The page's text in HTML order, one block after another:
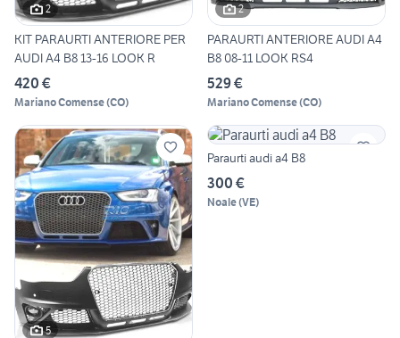
2
KIT PARAURTI ANTERIORE PER
AUDI A4 B8 13-16 LOOK R
420 €
Mariano Comense(CO)
2
PARAURTI ANTERIORE AUDI A4
B8 08-11 LOOK RS4
529 €
Mariano Comense(CO)
5
Paraurti audi a4 B8
300 €
Noale(VE)